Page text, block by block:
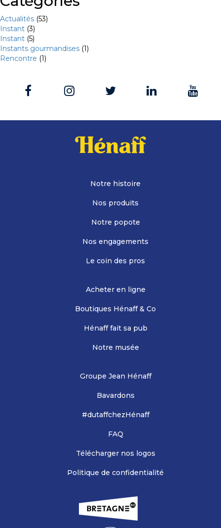
Actualités (53)
Instant (3)
Instant (5)
Instants gourmandises (1)
Rencontre (1)
Notre histoire
Nos produits
Notre popote
Nos engagements
Le coin des pros
Acheter en ligne
Boutiques Hénaff & Co
Hénaff fait sa pub
Notre musée
Groupe Jean Hénaff
Bavardons
#dutaffchezHénaff
FAQ
Télécharger nos logos
Politique de confidentialité